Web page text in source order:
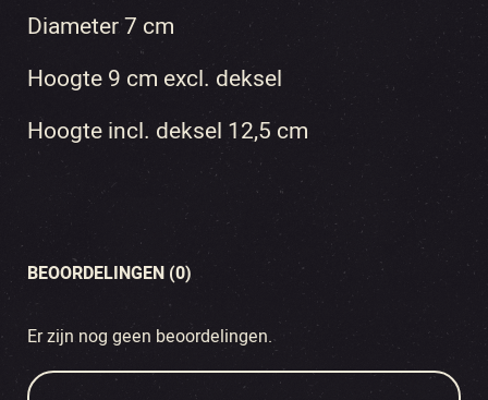
Diameter 7 cm
Hoogte 9 cm excl. deksel
Hoogte incl. deksel 12,5 cm
BEOORDELINGEN (0)
Er zijn nog geen beoordelingen.